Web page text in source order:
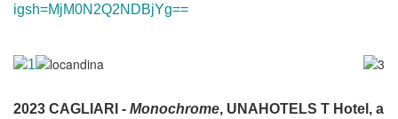
igsh=MjM0N2Q2NDBjYg==
2023 CAGLIARI - Monochrome, UNAHOTELS T Hotel, a